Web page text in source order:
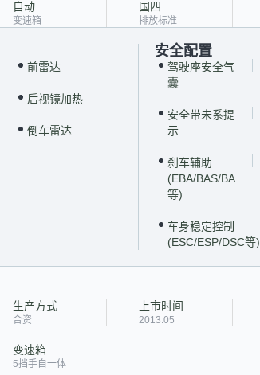
自动
变速箱
国四
排放标准
前雷达
后视镜加热
倒车雷达
安全配置
驾驶座安全气
囊
安全带未系提
示
刹车辅助
(EBA/BAS/BA
等)
车身稳定控制
(ESC/ESP/DSC等)
生产方式
合资
上市时间
2013.05
变速箱
5挡手自一体